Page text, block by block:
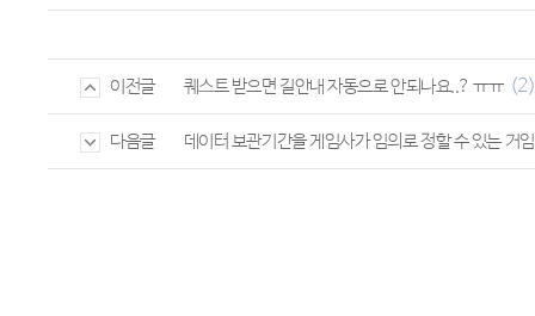
이전글 퀘스트 받으면 길안내 자동으로 안되나요..? ㅠㅠ (2)
다음글 데이터 보관기간을 게임사가 임의로 정할 수 있는 거